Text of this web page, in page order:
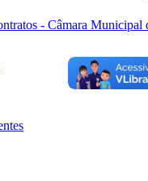
- Câmara Municipal